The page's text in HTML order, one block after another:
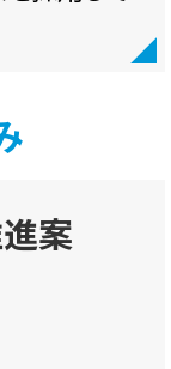
案